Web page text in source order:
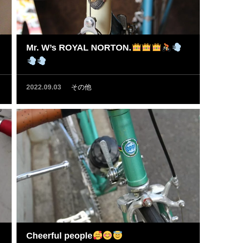
Mr. W’s ROYAL NORTON.
2022.09.03 その他
Cheerful people